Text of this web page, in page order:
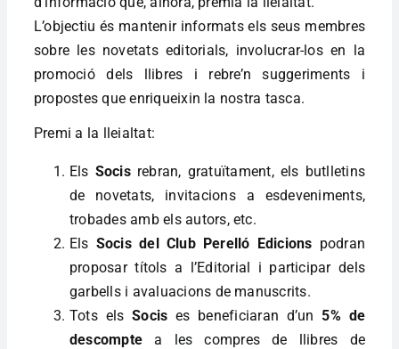
L’objectiu és mantenir informats els seus membres
sobre les novetats editorials, involucrar-los en la
promoció dels llibres i rebre’n suggeriments i
propostes que enriqueixin la nostra tasca.
Premi a la lleialtat:
Els Socisrebran, gratuïtament, els butlletins
de novetats, invitacions a esdeveniments,
trobades amb els autors, etc.
Els Socis del Club Perelló Edicions podran
proposar títols a l’Editorial i participar dels
garbells i avaluacions de manuscrits.
Tots elsSocis es beneficiaran d’un5% de
descompte a les compres de llibres de